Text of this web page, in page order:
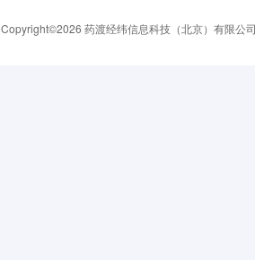
Copyright©2026 药渡经纬信息科技（北京）有限公